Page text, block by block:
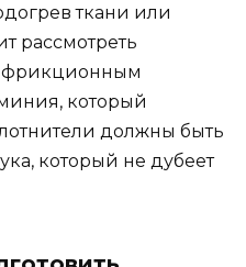
ткани или
рассмотреть
который
должны быть
который не дубеет